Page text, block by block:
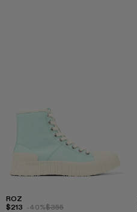
ROZ
$213 -40%$355